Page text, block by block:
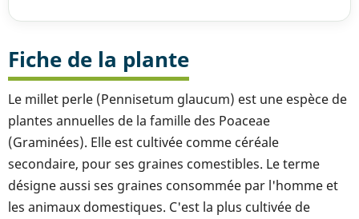
Fiche de la plante
Le millet perle (Pennisetum glaucum) est une espèce de
plantes annuelles de la famille des Poaceae
(Graminées). Elle est cultivée comme céréale
secondaire, pour ses graines comestibles. Le terme
désigne aussi ses graines consommée par l'homme et
les animaux domestiques. C'est la plus cultivée de